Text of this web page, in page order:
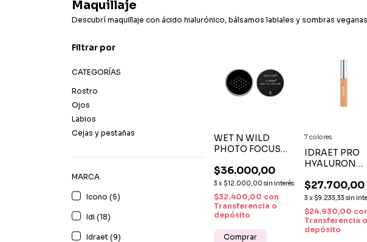
Maquillaje
Descubrí maquillaje con ácido hialurónico, bálsamos labiales y sombras
Filtrar por
CATEGORÍAS
Rostro
Ojos
Labios
Cejas y pestañas
MARCA
Icono (5)
Idi (18)
Idraet (9)
WET N WILD
PHOTO FOCUS
FIJADORES
SUELTOS –
ACABADO
PROFESIONAL Y
MATE DE LARGA
$36.000,00
3 x $12.000,00 sin interés
$32.400,00 con
Transferencia o
depósito
IDRAET PRO
HYALURON
G –
DE ALTA
COBERTURA
ÁCIDO
HIALURÓNICO
$27.700,00
3 x $9.233,33 sin
$24.930,00
Transferencia o
depósito
7 colores